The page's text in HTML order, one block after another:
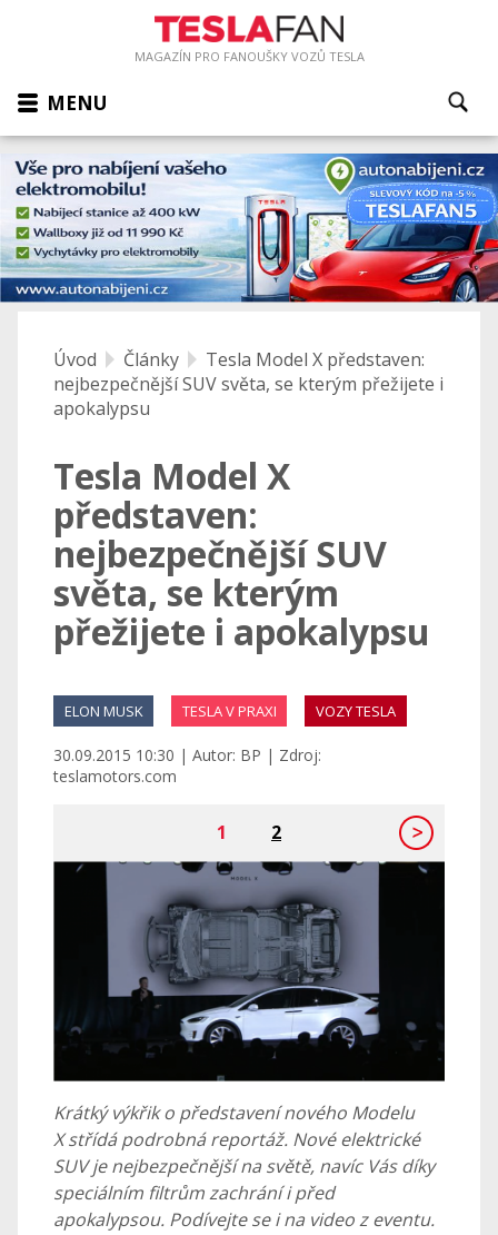
MAGAZÍN PRO FANOUŠKY VOZŮ TESLA
MENU
Úvod Články
Tesla Model X představen:
nejbezpečnější SUV světa, se kterým přežijete i
apokalypsu
Tesla Model X
představen:
nejbezpečnější SUV
světa, se kterým
přežijete i apokalypsu
ELON MUSK TESLA V PRAXI VOZY TESLA
30.09.2015 10:30 | Autor: BP | Zdroj:
teslamotors.com
1 2
Krátký výkřik o představení nového Modelu
X střídá podrobná reportáž. Nové elektrické
SUV je nejbezpečnější na světě, navíc Vás díky
speciálním filtrům zachrání i před
apokalypsou. Podívejte se i na video z eventu.